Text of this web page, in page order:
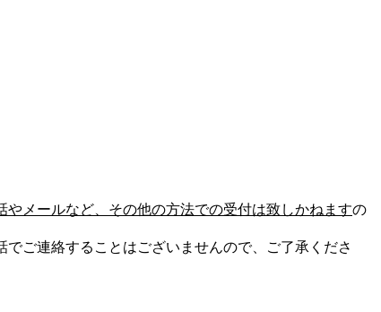
やメールなど、その他の方法での受付は致しかねますの
ご連絡することはございませんので、ご了承くださ